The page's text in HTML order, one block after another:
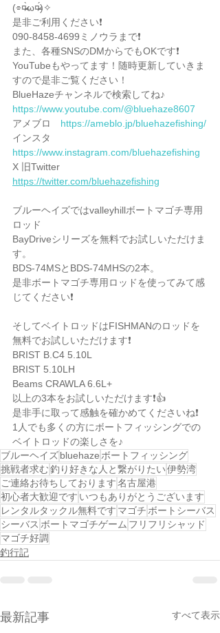
(⌯︎¤̴̶̷̀ω¤̴̶̷́)✧︎
是非ご利用ください❗️
090-8458-4699ミノウラまで❗️
また、各種SNSのDMからでもOKです❗️
YouTubeもやってます！随時更新していきま
すので是非ご覧ください！
BlueHazeチャンネルで検索してね♪
https://www.youtube.com/@bluehaze8607
アメブロ https://ameblo.jp/bluehazefishing/
インスタ
https://www.instagram.com/bluehazefishing
X 旧Twitter
https://twitter.com/bluehazefishing
ブルーヘイズではvalleyhillボートマゴチ専用
ロッド
BayDriveシリーズを無料でお試しいただけま
す。
BDS-74MSとBDS-74MHSの2本。
是非ボートマゴチ専用ロッドを使ってみて感
じてください❗️
そしてベイトロッドはFISHMANのロッドを
無料でお試しいただけます❗️
BRIST B.C4 5.10L
BRIST 5.10LH
Beams CRAWLA 6.6L+
以上の3本をお試しいただけます❗️👍
是非手に取って感触を確かめてくださいね❗️
1人でも多くの方にボートフィッシングでの
ベイトロッドの楽しさを♪
ブルーヘイズbluehaze ボートフィッシング
挑戦者求む釣り好きな人と繋がりたい伊勢湾
ご連絡お待ちしております名古屋港
初心者大歓迎です いつもありがとうございます
レンタルタックル無料です マゴチ ボートシーバス
シーバス ボートマゴチゲーム フリフリシャッド
マゴチ好調
釣行記
最新記事 すべて表示